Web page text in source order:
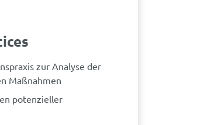
zur Analyse der
Maßnahmen
potenzieller